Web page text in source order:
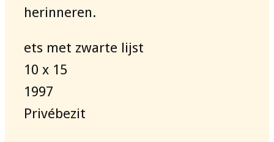
herinneren.
ets met zwarte lijst
10 x 15
1997
Privébezit